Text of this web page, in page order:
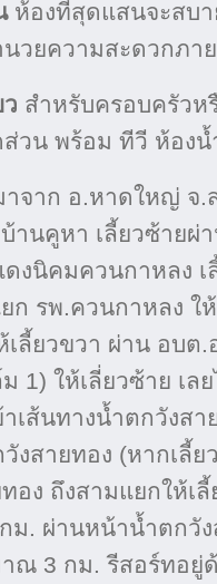
ห้องที่สุดแสนจะสบ
นวยความสะดวกภา
สำหรับครอบครัวห
ส่วน พร้อม ทีวี ห้อง
จาก อ.หาดใหญ่ จ.
นคูหา เลี้ยวซ้ายผ่
งนิคมควนกาหลง
ก รพ.ควนกาหลง ใ
ยวขวา ผ่าน อบต.
1) ให้เลี่ยวซ้าย เล
เส้นทางน้ำตกวังสา
งสายทอง (หากเลี้
อง ถึงสามแยกให้เ
. ผ่านหน้าน้ำตกวัง
าณ 3 กม. รีสอร์ทอ